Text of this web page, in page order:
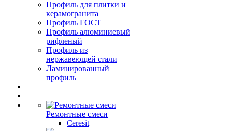
Профиль для плитки и
керамогранита
Профиль ГОСТ
Профиль алюминиевый
рифленый
Профиль из
нержавеющей стали
Ламинированный
профиль
Ремонтные смеси
Ceresit